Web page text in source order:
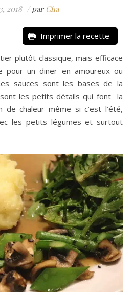
2018 /par Cha
Imprimer la recette
pour un diner en amoureux ou
sauces sont les bases de la
les petits détails qui font la
de chaleur même si c’est l’été,
les petits légumes et surtout